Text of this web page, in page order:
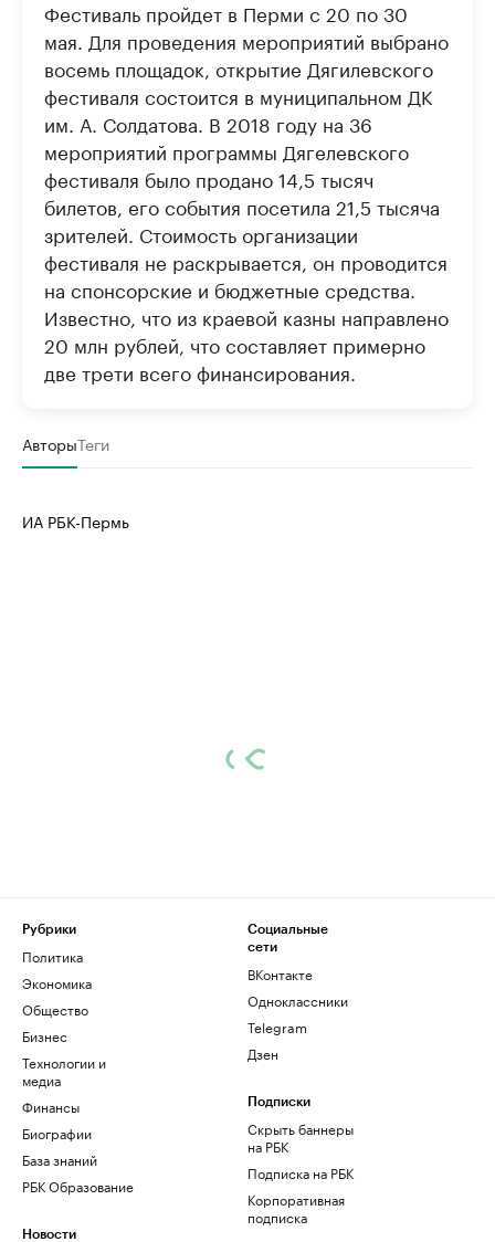
Фестиваль пройдет в Перми с 20 по 30
мая. Для проведения мероприятий выбрано
восемь площадок, открытие Дягилевского
фестиваля состоится в муниципальном ДК
им. А. Солдатова. В 2018 году на 36
мероприятий программы Дягелевского
фестиваля было продано 14,5 тысяч
билетов, его события посетила 21,5 тысяча
зрителей. Стоимость организации
фестиваля не раскрывается, он проводится
на спонсорские и бюджетные средства.
Известно, что из краевой казны направлено
20 млн рублей, что составляет примерно
две трети всего финансирования.
АвторыТеги
ИА РБК-Пермь
Рубрики
Политика
Экономика
Общество
Бизнес
Технологии и
медиа
Финансы
Биографии
База знаний
РБК Образование
Новости
Социальные
сети
ВКонтакте
Одноклассники
Telegram
Дзен
Подписки
Скрыть баннеры
на РБК
Подписка на РБК
Корпоративная
подписка